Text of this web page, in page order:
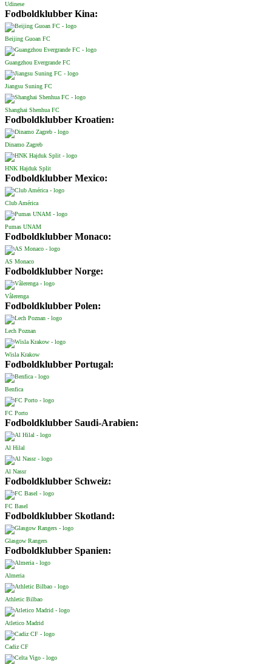
Udinese
Fodboldklubber Kina:
Beijing Guoan FC
Guangzhou Evergrande FC
Jiangsu Suning FC
Shanghai Shenhua FC
Fodboldklubber Kroatien:
Dinamo Zagreb
HNK Hajduk Split
Fodboldklubber Mexico:
Club América
Pumas UNAM
Fodboldklubber Monaco:
AS Monaco
Fodboldklubber Norge:
Vålerenga
Fodboldklubber Polen:
Lech Poznan
Wisla Krakow
Fodboldklubber Portugal:
Benfica
FC Porto
Fodboldklubber Saudi-Arabien:
Al Hilal
Al Nassr
Fodboldklubber Schweiz:
FC Basel
Fodboldklubber Skotland:
Glasgow Rangers
Fodboldklubber Spanien:
Almeria
Athletic Bilbao
Atletico Madrid
Cadiz CF